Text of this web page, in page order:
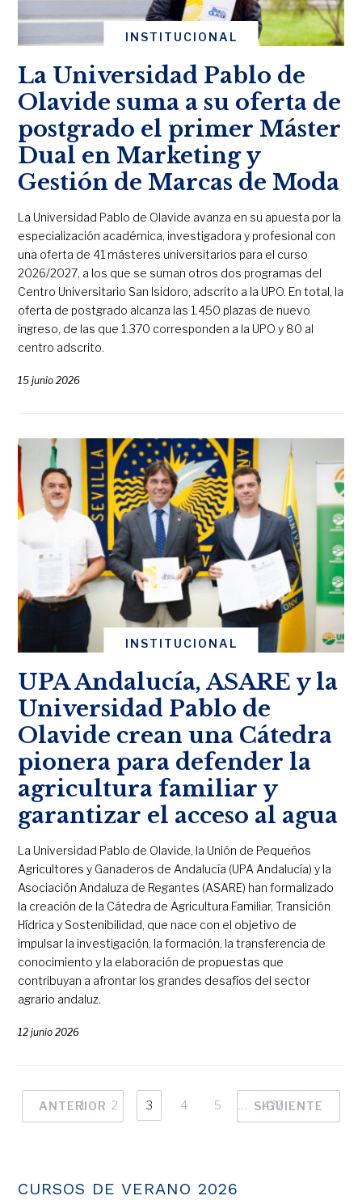
INSTITUCIONAL
La Universidad Pablo de
Olavide suma a su oferta de
postgrado el primer Máster
Dual en Marketing y
Gestión de Marcas de Moda
La Universidad Pablo de Olavide avanza en su apuesta por la
especialización académica, investigadora y profesional con
una oferta de 41 másteres universitarios para el curso
2026/2027, a los que se suman otros dos programas del
Centro Universitario San Isidoro, adscrito a la UPO. En total, la
oferta de postgrado alcanza las 1.450 plazas de nuevo
ingreso, de las que 1.370 corresponden a la UPO y 80 al
centro adscrito.
15 junio 2026
INSTITUCIONAL
UPA Andalucía, ASARE y la
Universidad Pablo de
Olavide crean una Cátedra
pionera para defender la
agricultura familiar y
garantizar el acceso al agua
La Universidad Pablo de Olavide, la Unión de Pequeños
Agricultores y Ganaderos de Andalucía (UPA Andalucía) y la
Asociación Andaluza de Regantes (ASARE) han formalizado
la creación de la Cátedra de Agricultura Familiar, Transición
Hídrica y Sostenibilidad, que nace con el objetivo de
impulsar la investigación, la formación, la transferencia de
conocimiento y la elaboración de propuestas que
contribuyan a afrontar los grandes desafíos del sector
agrario andaluz.
12 junio 2026
ANTERIOR
1 2 3 4 5 477
SIGUIENTE
CURSOS DE VERANO 2026